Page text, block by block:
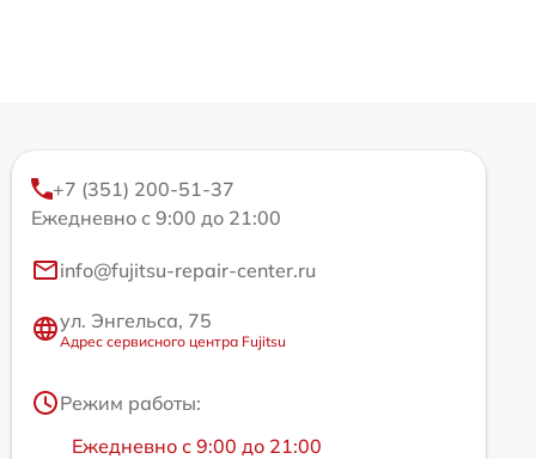
+7 (351) 200-51-37
Ежедневно с 9:00 до 21:00
info@fujitsu-repair-center.ru
ул. Энгельса, 75
Адрес сервисного центра Fujitsu
Режим работы:
Ежедневно с 9:00 до 21:00